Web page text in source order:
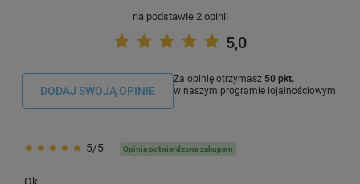
na podstawie 2 opinii
5,0
DODAJ SWOJĄ OPINIE
Za opinię otrzymasz 50 pkt.
w naszym programie lojalnościowym.
5/5 Opinia potwierdzona zakupem
Ok